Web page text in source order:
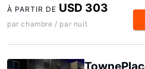
À PARTIR DE USD 303
par chambre / par nuit